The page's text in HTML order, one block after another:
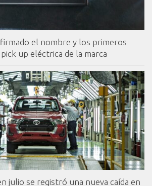
el nombre y los primeros
up eléctrica de la marca
julio se registró una nueva caída en